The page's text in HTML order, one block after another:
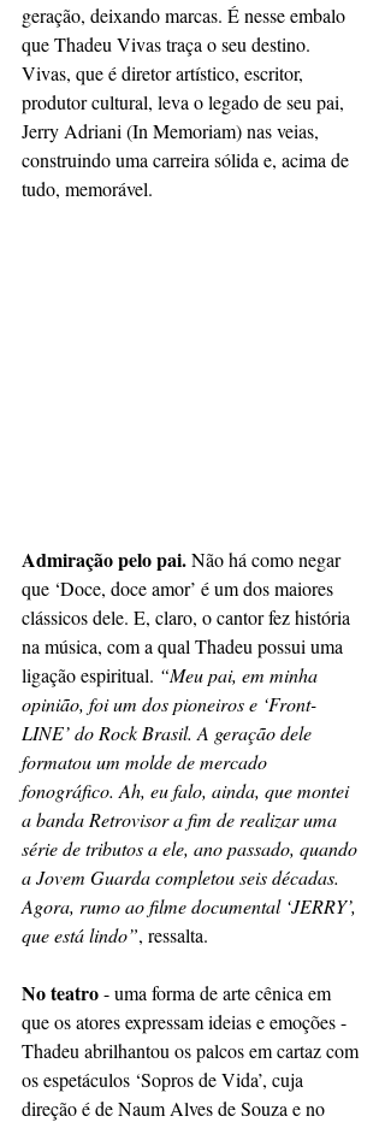
geração, deixando marcas. É nesse embalo
que Thadeu Vivas traça o seu destino.
Vivas, que é diretor artístico, escritor,
produtor cultural, leva o legado de seu pai,
Jerry Adriani (In Memoriam) nas veias,
construindo uma carreira sólida e, acima de
tudo, memorável.
Admiração pelo pai. Não há como negar
que ‘Doce, doce amor’ é um dos maiores
clássicos dele. E, claro, o cantor fez história
na música, com a qual Thadeu possui uma
ligação espiritual. “Meu pai, em minha
opinião, foi um dos pioneiros e ‘Front-
LINE’ do Rock Brasil. A geração dele
formatou um molde de mercado
fonográfico. Ah, eu falo, ainda, que montei
a banda Retrovisor a fim de realizar uma
série de tributos a ele, ano passado, quando
a Jovem Guarda completou seis décadas.
Agora, rumo ao filme documental ‘JERRY’,
que está lindo”, ressalta.
No teatro - uma forma de arte cênica em
que os atores expressam ideias e emoções -
Thadeu abrilhantou os palcos em cartaz com
os espetáculos ‘Sopros de Vida’, cuja
direção é de Naum Alves de Souza e no